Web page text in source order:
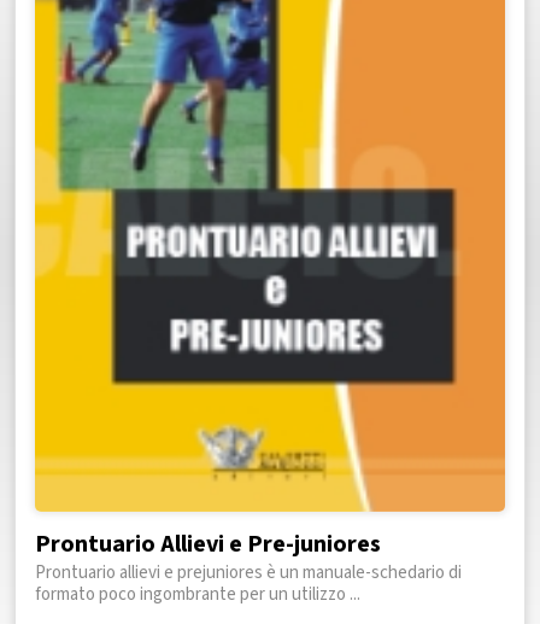
Prontuario Allievi e Pre-juniores
Prontuario allievi e prejuniores è un manuale-schedario di
formato poco ingombrante per un utilizzo ...